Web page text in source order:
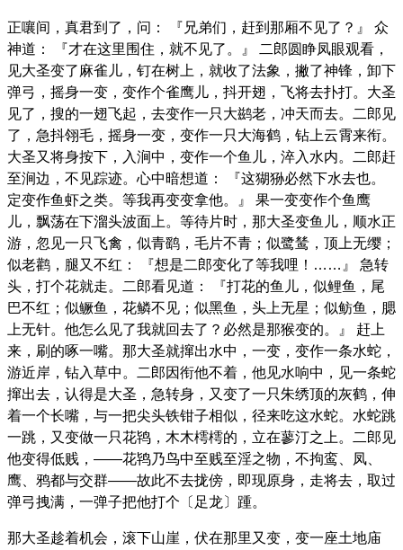
正嚷间，真君到了，问： 『兄弟们，赶到那厢不见了？』 众
神道： 『才在这里围住，就不见了。』 二郎圆睁凤眼观看，
见大圣变了麻雀儿，钉在树上，就收了法象，撇了神锋，卸下
弹弓，摇身一变，变作个雀鹰儿，抖开翅，飞将去扑打。大圣
见了，搜的一翅飞起，去变作一只大鹚老，冲天而去。二郎见
了，急抖翎毛，摇身一变，变作一只大海鹤，钻上云霄来衔。
大圣又将身按下，入涧中，变作一个鱼儿，淬入水内。二郎赶
至涧边，不见踪迹。心中暗想道： 『这猢狲必然下水去也。
定变作鱼虾之类。等我再变变拿他。』 果一变变作个鱼鹰
儿，飘荡在下溜头波面上。等待片时，那大圣变鱼儿，顺水正
游，忽见一只飞禽，似青鹞，毛片不青；似鹭鸶，顶上无缨；
似老鹳，腿又不红： 『想是二郎变化了等我哩！……』 急转
头，打个花就走。二郎看见道： 『打花的鱼儿，似鲤鱼，尾
巴不红；似鳜鱼，花鳞不见；似黑鱼，头上无星；似鲂鱼，腮
上无针。他怎么见了我就回去了？必然是那猴变的。』 赶上
来，刷的啄一嘴。那大圣就撺出水中，一变，变作一条水蛇，
游近岸，钻入草中。二郎因衔他不着，他见水响中，见一条蛇
撺出去，认得是大圣，急转身，又变了一只朱绣顶的灰鹤，伸
着一个长嘴，与一把尖头铁钳子相似，径来吃这水蛇。水蛇跳
一跳，又变做一只花鸨，木木樗樗的，立在蓼汀之上。二郎见
他变得低贱，——花鸨乃鸟中至贱至淫之物，不拘鸾、凤、
鹰、鸦都与交群——故此不去拢傍，即现原身，走将去，取过
弹弓拽满，一弹子把他打个〔足龙〕踵。
那大圣趁着机会，滚下山崖，伏在那里又变，变一座土地庙